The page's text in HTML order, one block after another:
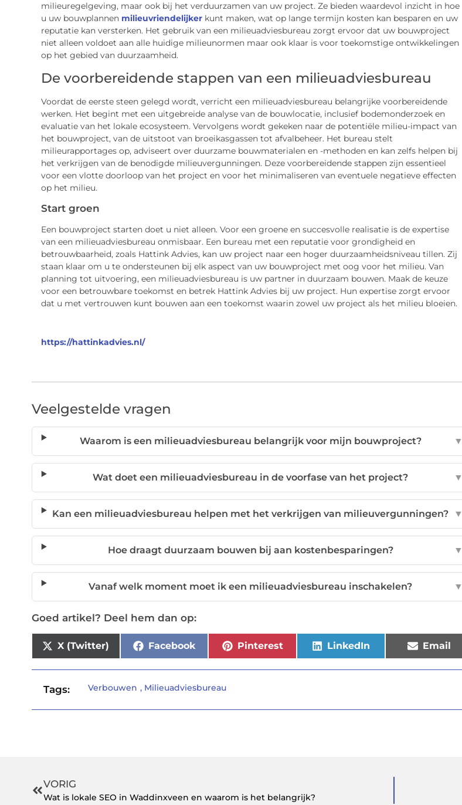
milieuregelgeving, maar ook bij het verduurzamen van uw project. Ze bieden waardevol inzicht in hoe
u uw bouwplannen milieuvriendelijkerkunt maken, wat op lange termijn kosten kan besparen en uw
reputatie kan versterken. Het gebruik van een milieuadviesbureau zorgt ervoor dat uw bouwproject
niet alleen voldoet aan alle huidige milieunormen maar ook klaar is voor toekomstige ontwikkelingen
op het gebied van duurzaamheid.
De voorbereidende stappen van een milieuadviesbureau
Voordat de eerste steen gelegd wordt, verricht een milieuadviesbureau belangrijke voorbereidende
werken. Het begint met een uitgebreide analyse van de bouwlocatie, inclusief bodemonderzoek en
evaluatie van het lokale ecosysteem. Vervolgens wordt gekeken naar de potentiële milieu-impact van
het bouwproject, van de uitstoot van broeikasgassen tot afvalbeheer. Het bureau stelt
milieurapportages op, adviseert over duurzame bouwmaterialen en -methoden en kan zelfs helpen bij
het verkrijgen van de benodigde milieuvergunningen. Deze voorbereidende stappen zijn essentieel
voor een vlotte doorloop van het project en voor het minimaliseren van eventuele negatieve effecten
op het milieu.
Start groen
Een bouwproject starten doet u niet alleen. Voor een groene en succesvolle realisatie is de expertise
van een milieuadviesbureau onmisbaar. Een bureau met een reputatie voor grondigheid en
betrouwbaarheid, zoals Hattink Advies, kan uw project naar een hoger duurzaamheidsniveau tillen. Zij
staan klaar om u te ondersteunen bij elk aspect van uw bouwproject met oog voor het milieu. Van
planning tot uitvoering, een milieuadviesbureau is uw partner in duurzaam bouwen. Maak de keuze
voor een betrouwbare toekomst en betrek Hattink Advies bij uw project. Hun expertise zorgt ervoor
dat u met vertrouwen kunt bouwen aan een toekomst waarin zowel uw project als het milieu bloeien.
https://hattinkadvies.nl/
Veelgestelde vragen
Waarom is een milieuadviesbureau belangrijk voor mijn bouwproject? ▼
Wat doet een milieuadviesbureau in de voorfase van het project? ▼
Kan een milieuadviesbureau helpen met het verkrijgen van milieuvergunningen? ▼
Hoe draagt duurzaam bouwen bij aan kostenbesparingen? ▼
Vanaf welk moment moet ik een milieuadviesbureau inschakelen? ▼
Goed artikel? Deel hem dan op:
X (Twitter) Facebook Pinterest LinkedIn Email
Tags: Verbouwen , Milieuadviesbureau
VORIG
Wat is lokale SEO in Waddinxveen en waarom is het belangrijk?